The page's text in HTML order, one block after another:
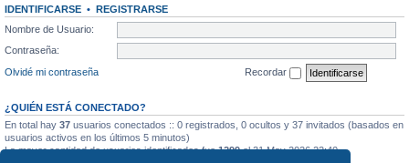
IDENTIFICARSE • REGISTRARSE
Nombre de Usuario:
Contraseña:
Olvidé mi contraseña
Recordar
¿QUIÉN ESTÁ CONECTADO?
En total hay 37 usuarios conectados :: 0 registrados, 0 ocultos y 37 invitados (basados en
usuarios activos en los últimos 5 minutos)
La mayor cantidad de usuarios identificados fue1299el 31 May 2026 22:40